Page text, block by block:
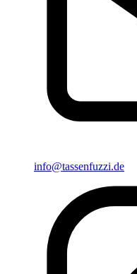
info@tassenfuzzi.de